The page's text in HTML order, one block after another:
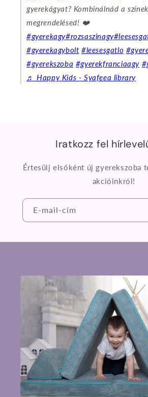
gyerekágyat? Kombinálnád a
megrendelésed! ❤️
#gyerekagy#rozsaszinagy
#gyerekagybolt #leesesgatlo
#gyerekszoba #gyerekfranciaagy
♬ Happy Kids - Syafeea library
Iratkozz fel
Értesülj elsőként új gyerekszoba
akcióinkról!
E-mail-cím